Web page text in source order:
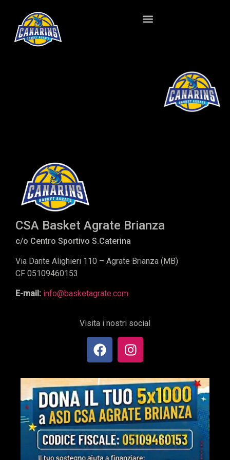
CSA Basket Agrate Brianza
c/o Centro Sportivo S.Caterina
Via Dante Alighieri 110 – Agrate Brianza (MB)
CF 05109460153
E-mail: info@basketagrate.com
Visita i nostri social